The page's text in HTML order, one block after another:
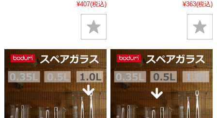
¥407(税込) ¥363(税込)